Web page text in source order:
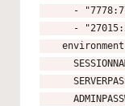
-
-